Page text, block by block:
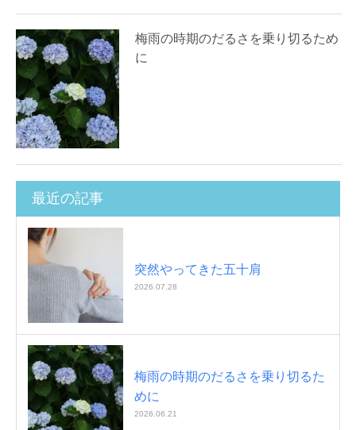
梅雨の時期のだるさを乗り切るため
に
最近の記事
突然やってきた五十肩
2026.07.28
梅雨の時期のだるさを乗り切るた
めに
2026.06.21